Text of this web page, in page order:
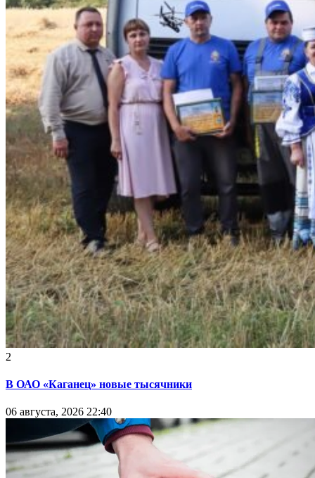
2
В ОАО «Каганец» новые тысячники
06 августа, 2026 22:40